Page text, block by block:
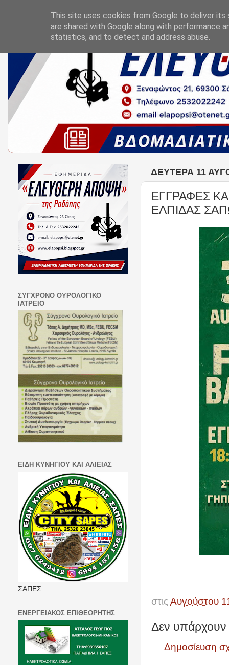
ΔΕΥΤΈΡΑ 11
ΕΓΓΡΑΦΕΣ
ΕΛΠΙΔΑΣ
στις Αυγούστου
Δεν υπάρχουν
Δημοσίευση
ΣΥΓΧΡΟΝΟ ΟΥΡΟΛΟΓΙΚΟ
ΙΑΤΡΕΙΟ
ΕΙΔΗ ΚΥΝΗΓΙΟΥ ΚΑΙ ΑΛΙΕΙΑΣ
ΣΑΠΕΣ
ΕΝΕΡΓΕΙΑΚΟΣ ΕΠΙΘΕΩΡΗΤΗΣ
This site uses cookies from Google to deliver its
are shared with Google along with performance
statistics, and to detect and address abuse.